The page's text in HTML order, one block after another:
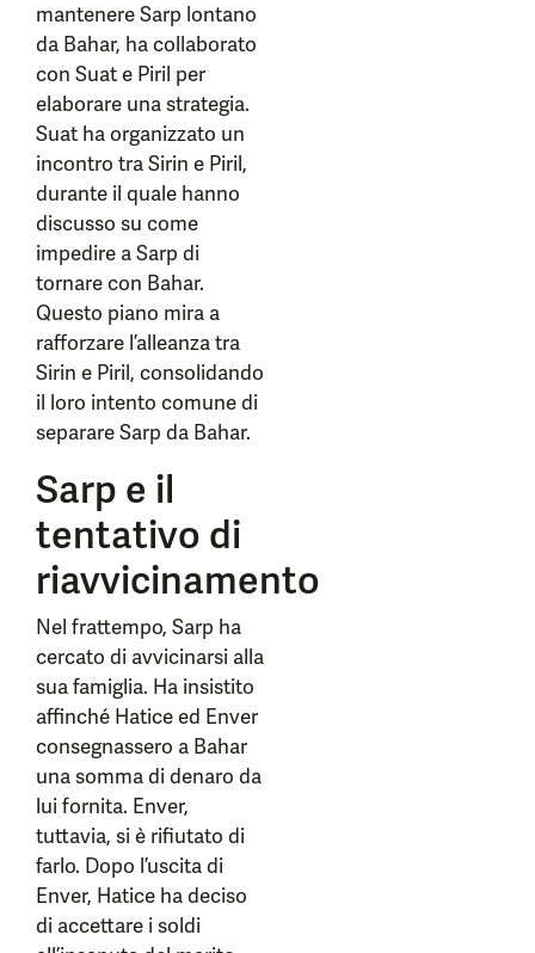
mantenere Sarp lontano
da Bahar, ha collaborato
con Suat e Piril per
elaborare una strategia.
Suat ha organizzato un
incontro tra Sirin e Piril,
durante il quale hanno
discusso su come
impedire a Sarp di
tornare con Bahar.
Questo piano mira a
rafforzare l’alleanza tra
Sirin e Piril, consolidando
il loro intento comune di
separare Sarp da Bahar.
Sarp e il
tentativo di
riavvicinamento
Nel frattempo, Sarp ha
cercato di avvicinarsi alla
sua famiglia. Ha insistito
affinché Hatice ed Enver
consegnassero a Bahar
una somma di denaro da
lui fornita. Enver,
tuttavia, si è rifiutato di
farlo. Dopo l’uscita di
Enver, Hatice ha deciso
di accettare i soldi